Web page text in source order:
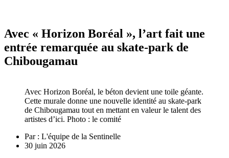
Avec « Horizon Boréal », l’art fait une
entrée remarquée au skate-park de
Chibougamau
Avec Horizon Boréal, le béton devient une toile géante.
Cette murale donne une nouvelle identité au skate-park
de Chibougamau tout en mettant en valeur le talent des
artistes d’ici. Photo : le comité
Par : L'équipe de la Sentinelle
30 juin 2026